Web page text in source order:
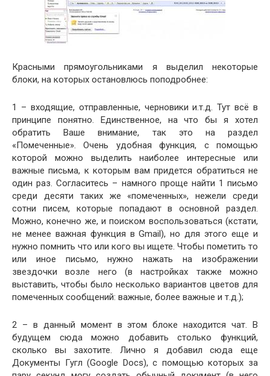
Красными прямоугольниками я выделил некоторые
блоки, на которых остановлюсь поподробнее:
1 – входящие, отправленные, черновики и.т.д. Тут всё в
принципе понятно. Единственное, на что бы я хотел
обратить Ваше внимание, так это на раздел
«Помеченные». Очень удобная функция, с помощью
которой можно выделить наиболее интересные или
важные письма, к которым вам придется обратиться не
один раз. Согласитесь – намного проще найти 1 письмо
среди десяти таких же «помеченных», нежели среди
сотни писем, которые попадают в основной раздел.
Можно, конечно же, и поиском воспользоваться (кстати,
не менее важная функция в Gmail), но для этого еще и
нужно помнить что или кого вы ищете. Чтобы пометить то
или иное письмо, нужно нажать на изображении
звездочки возле него (в настройках также можно
выставить, чтобы было несколько вариантов цветов для
помеченных сообщений: важные, более важные и т.д.);
2 – в данный момент в этом блоке находится чат. В
будущем сюда можно добавить столько функций,
сколько вы захотите. Лично я добавил сюда еще
Документы Гугл (Google Docs), с помощью которых за